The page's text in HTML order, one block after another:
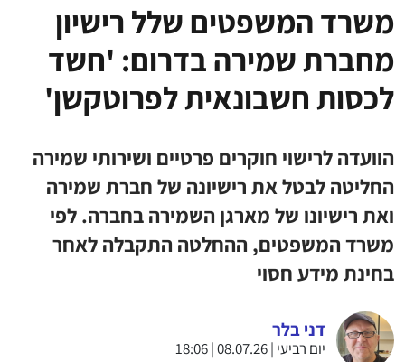
משרד המשפטים שלל רישיון
מחברת שמירה בדרום: 'חשד
לכסות חשבונאית לפרוטקשן'
הוועדה לרישוי חוקרים פרטיים ושירותי שמירה
החליטה לבטל את רישיונה של חברת שמירה
ואת רישיונו של מארגן השמירה בחברה. לפי
משרד המשפטים, ההחלטה התקבלה לאחר
בחינת מידע חסוי
דני בלר
יום רביעי | 08.07.26 | 18:06